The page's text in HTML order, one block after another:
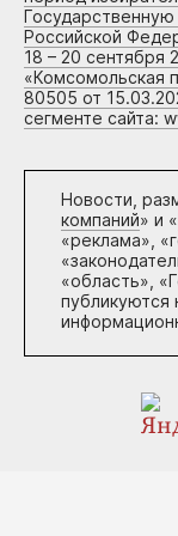
Российской
18 – 20 сентября
«Комсомольская
80505 от
сегменте сайта:
Новости,
компаний» и «
«реклама»,
«область»,
публикуются